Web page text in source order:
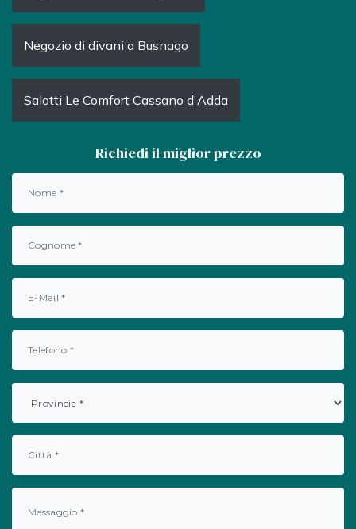
Negozio di divani a Busnago
Salotti Le Comfort Cassano d'Adda
Richiedi il miglior prezzo